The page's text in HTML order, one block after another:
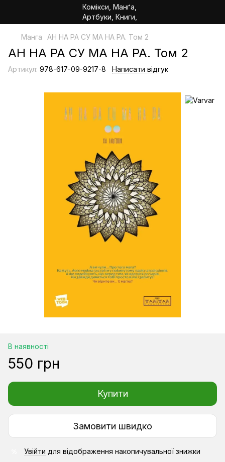
Манга АН НА РА СУ МА НА РА. Том 2
АН НА РА СУ МА НА РА. Том 2
Артикул: 978-617-09-9217-8 Написати відгук
В наявності
550 грн
Купити
Замовити швидко
Увійти для відображення накопичувальної знижки